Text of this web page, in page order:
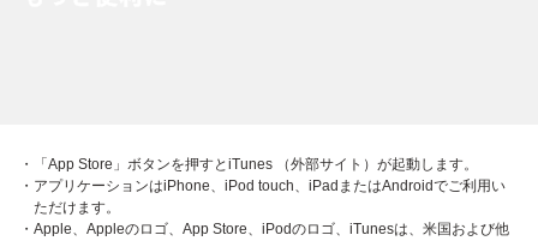
・「App Store」ボタンを押すとiTunes （外部サイト）が起動します。
・アプリケーションはiPhone、iPod touch、iPadまたはAndroidでご利用い
ただけます。
・Apple、Appleのロゴ、App Store、iPodのロゴ、iTunesは、米国および他